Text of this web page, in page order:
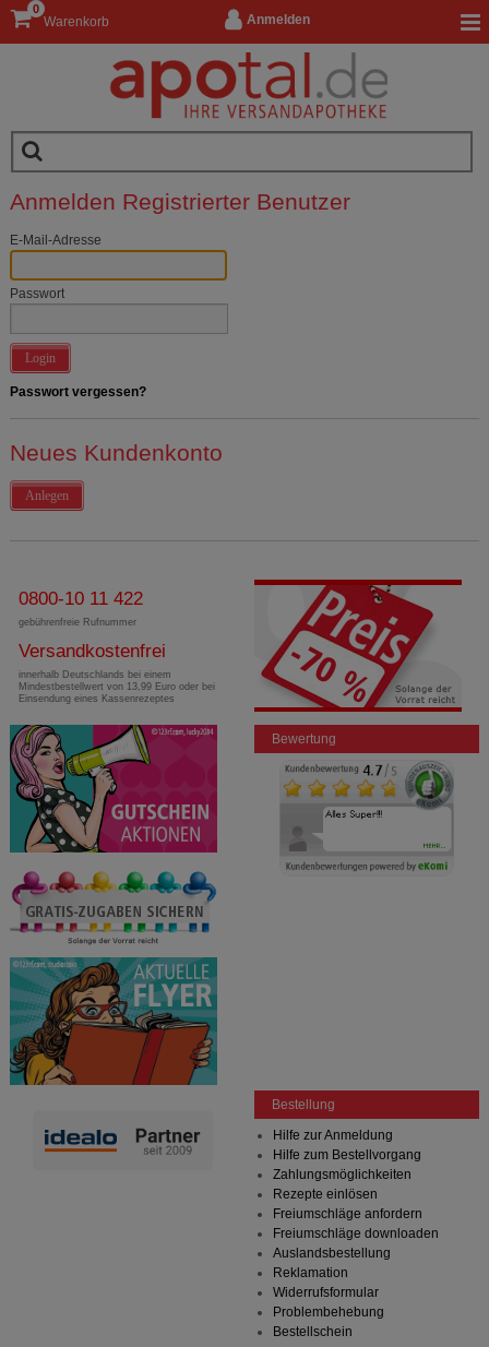
Anmelden
Warenkorb
0
Anmelden Registrierter Benutzer
E-Mail-Adresse
Passwort
Login
Passwort vergessen?
Neues Kundenkonto
Anlegen
0800-10 11 422
gebührenfreie Rufnummer
Versandkostenfrei
innerhalb Deutschlands bei einem
Mindestbestellwert von 13,99 Euro oder bei
Einsendung eines Kassenrezeptes
Bewertung
Bestellung
Hilfe zur Anmeldung
Hilfe zum Bestellvorgang
Zahlungsmöglichkeiten
Rezepte einlösen
Freiumschläge anfordern
Freiumschläge downloaden
Auslandsbestellung
Reklamation
Widerrufsformular
Problembehebung
Bestellschein